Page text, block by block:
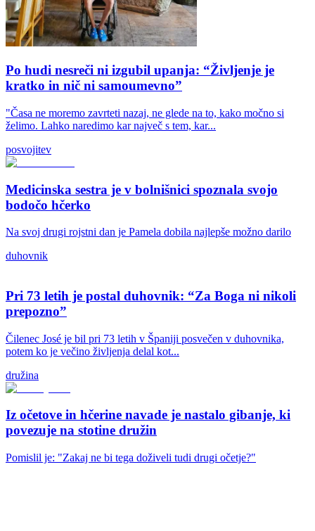
Po hudi nesreči ni izgubil upanja: “Življenje je
kratko in nič ni samoumevno”
"Časa ne moremo zavrteti nazaj, ne glede na to, kako močno si
želimo. Lahko naredimo kar največ s tem, kar...
posvojitev
Medicinska sestra je v bolnišnici spoznala svojo
bodočo hčerko
Na svoj drugi rojstni dan je Pamela dobila najlepše možno darilo
duhovnik
Pri 73 letih je postal duhovnik: “Za Boga ni nikoli
prepozno”
Čilenec José je bil pri 73 letih v Španiji posvečen v duhovnika,
potem ko je večino življenja delal kot...
družina
Iz očetove in hčerine navade je nastalo gibanje, ki
povezuje na stotine družin
Pomislil je: "Zakaj ne bi tega doživeli tudi drugi očetje?"